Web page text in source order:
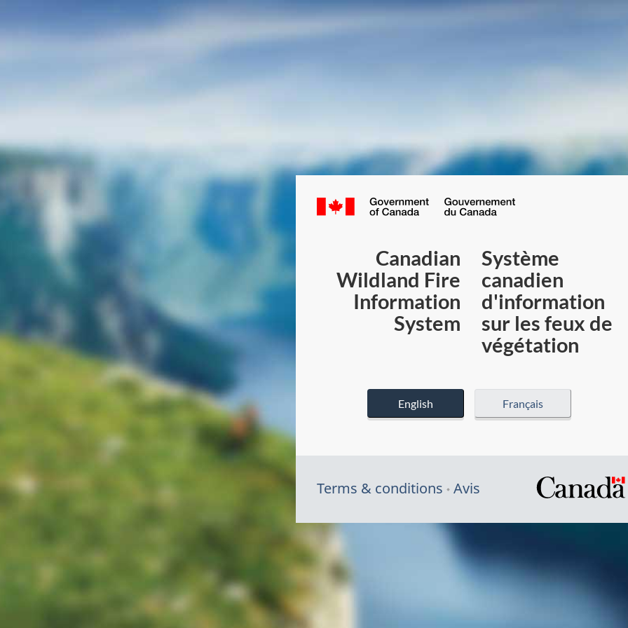
Canadian Wildland Fire Information System
Canada.ca
du
Canada
Canadian
Wildland Fire
Information
System
Système
canadien
d'information
sur les feux de
végétation
English Français
Terms & conditions Avis